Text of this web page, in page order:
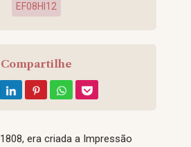
EF08HI12
Compartilhe
era criada a Impressão